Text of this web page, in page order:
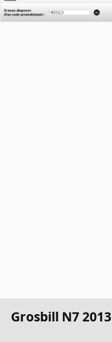
Grosbill N7 2013